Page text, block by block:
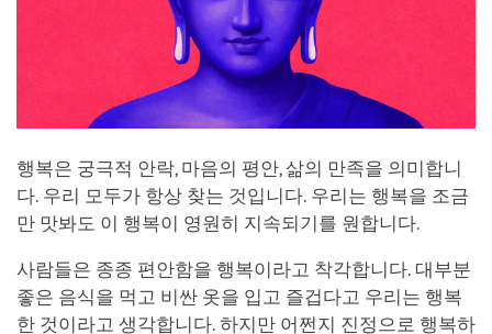
행복은 궁극적 안락, 마음의 평안, 삶의 만족을 의미합니
다. 우리 모두가 항상 찾는 것입니다. 우리는 행복을 조금
만 맛봐도 이 행복이 영원히 지속되기를 원합니다.
사람들은 종종 편안함을 행복이라고 착각합니다. 대부분
좋은 음식을 먹고 비싼 옷을 입고 즐겁다고 우리는 행복
한 것이라고 생각합니다. 하지만 어쩐지 진정으로 행복하